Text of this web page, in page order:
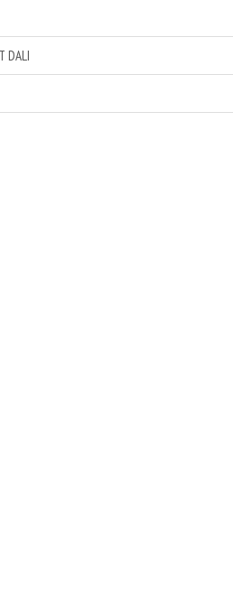
DALI